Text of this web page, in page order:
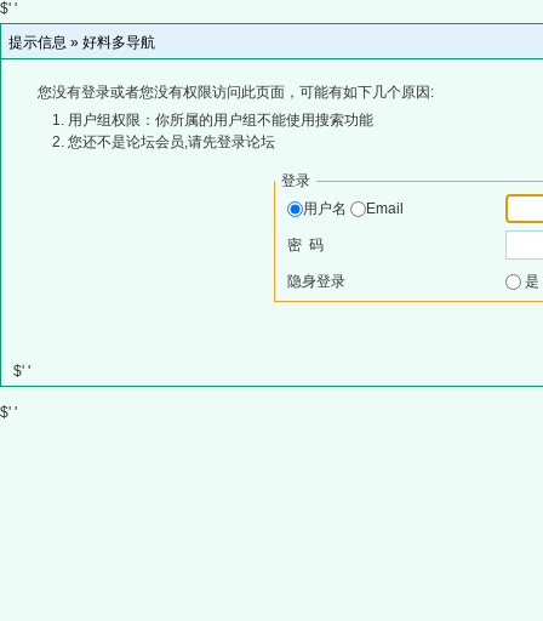
$' '
提示信息 » 好料多导航
您没有登录或者您没有权限访问此页面，可能有如下几个原因:
用户组权限：你所属的用户组不能使用搜索功能
您还不是论坛会员,请先登录论坛
登录
用户名
Email
密 码
隐身登录
$' '
$' '